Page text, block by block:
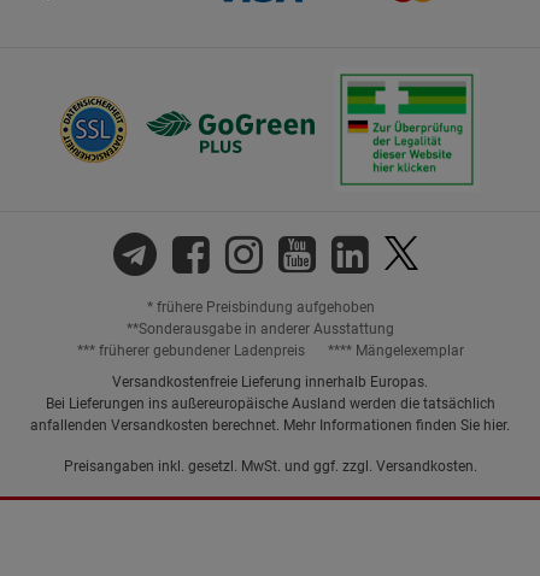
* frühere Preisbindung aufgehoben
**Sonderausgabe in anderer Ausstattung
*** früherer gebundener Ladenpreis
**** Mängelexemplar
Versandkostenfreie Lieferung innerhalb Europas.
Bei Lieferungen ins außereuropäische Ausland werden die tatsächlich
anfallenden Versandkosten berechnet. Mehr Informationen finden Sie hier.
Preisangaben inkl. gesetzl. MwSt. und ggf. zzgl. Versandkosten.